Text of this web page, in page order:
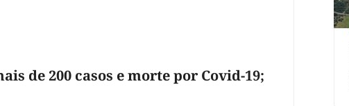
de 200 casos e morte por Covid-19;